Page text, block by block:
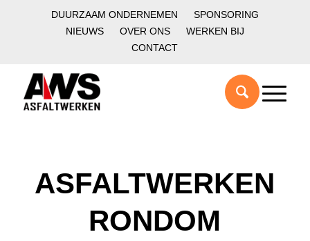
DUURZAAM ONDERNEMEN
SPONSORING
NIEUWS
OVER ONS
WERKEN BIJ
CONTACT
ASFALTWERKEN
RONDOM